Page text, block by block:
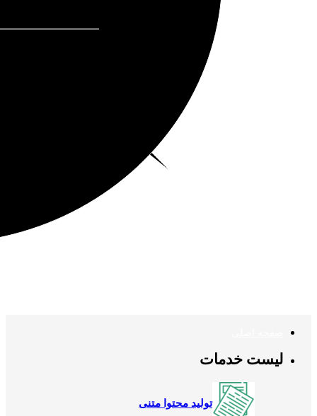
لیست خدمات
تولید محتوا متنی